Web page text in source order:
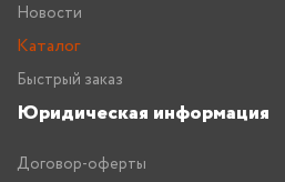
Новости
Каталог
Быстрый заказ
Юридическая информация
Договор-оферты